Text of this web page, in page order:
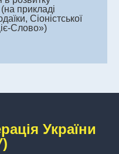
прикладі
Сіоністської
Слово»)
України